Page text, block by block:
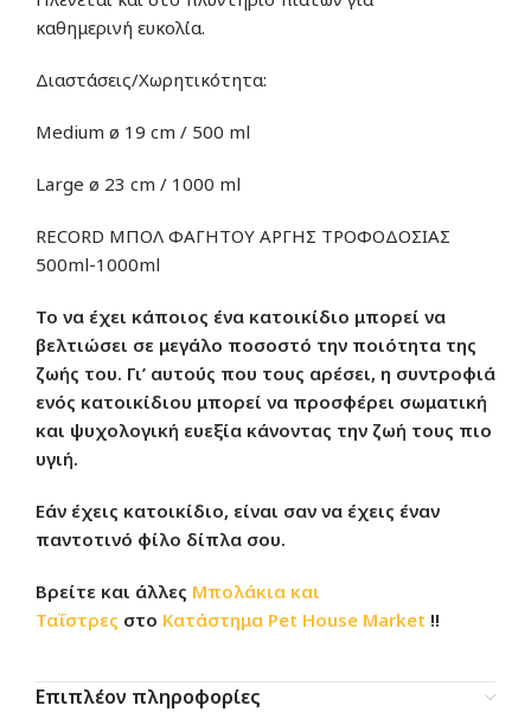
καθημερινή ευκολία.
Διαστάσεις/Χωρητικότητα:
Medium ø 19 cm / 500 ml
Large ø 23 cm / 1000 ml
RECORD ΜΠΟΛ ΦΑΓΗΤΟΥ ΑΡΓΗΣ ΤΡΟΦΟΔΟΣΙΑΣ
500ml-1000ml
Το να έχει κάποιος ένα κατοικίδιο μπορεί να
βελτιώσει σε μεγάλο ποσοστό την ποιότητα της
ζωής του. Γι’ αυτούς που τους αρέσει, η συντροφιά
ενός κατοικίδιου μπορεί να προσφέρει σωματική
και ψυχολογική ευεξία κάνοντας την ζωή τους πιο
υγιή.
Εάν έχεις κατοικίδιο, είναι σαν να έχεις έναν
παντοτινό φίλο δίπλα σου.
Βρείτε και άλλες Μπολάκια και
Ταΐστρες στο Κατάστημα Pet House Market !!
Επιπλέον πληροφορίες